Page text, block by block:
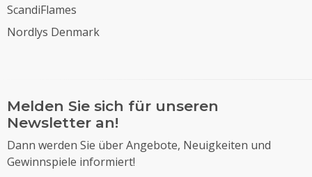
ScandiFlames
Nordlys Denmark
Melden Sie sich für unseren
Newsletter an!
Dann werden Sie über Angebote, Neuigkeiten und
Gewinnspiele informiert!